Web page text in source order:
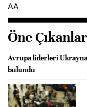
AA
Öne Çıkanlar
Avrupa liderleri
bulundu